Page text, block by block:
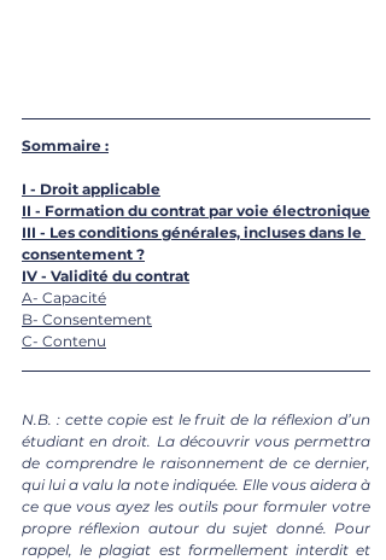
Sommaire :
I - Droit applicable
II - Formation du contrat par voie électronique
III - Les conditions générales, incluses dans le
consentement ?
IV - Validité du contrat
A- Capacité
B- Consentement
C- Contenu
N.B. : cette copie est le fruit de la réflexion d’un
étudiant en droit. La découvrir vous permettra
de comprendre le raisonnement de ce dernier,
qui lui a valu la note indiquée. Elle vous aidera à
ce que vous ayez les outils pour formuler votre
propre réflexion autour du sujet donné. Pour
rappel, le plagiat est formellement interdit et